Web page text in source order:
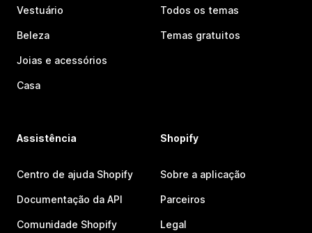
Vestuário
Beleza
Joias e acessórios
Casa
Todos os temas
Temas gratuitos
Assistência
Centro de ajuda Shopify
Documentação da API
Comunidade Shopify
Shopify
Sobre a aplicação
Parceiros
Legal